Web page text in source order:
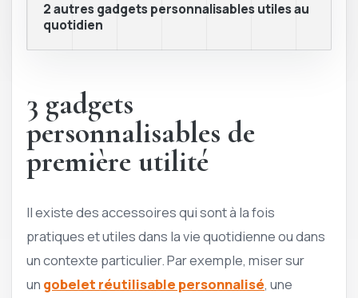
2 autres gadgets personnalisables utiles au
quotidien
3 gadgets
personnalisables de
première utilité
Il existe des accessoires qui sont à la fois
pratiques et utiles dans la vie quotidienne ou dans
un contexte particulier. Par exemple, miser sur
un gobelet réutilisable personnalisé, une